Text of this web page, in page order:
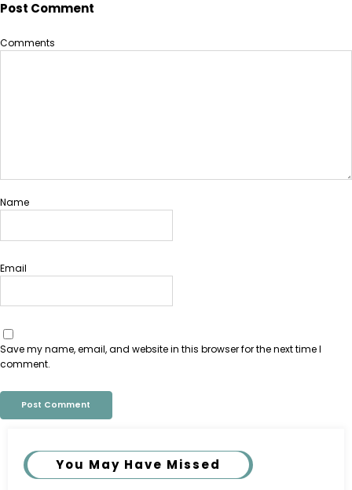
Post Comment
Comments
Name
Email
Save my name, email, and website in this browser for the next time I
comment.
You May Have Missed